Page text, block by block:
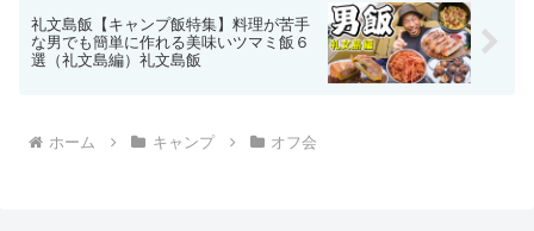
礼文島飯【キャンプ飯特集】料理が苦手
な男でも簡単に作れる美味いツマミ飯６
選（礼文島編）礼文島飯
ホーム キャンプ オフ会